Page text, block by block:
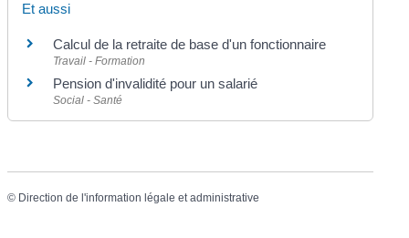
Et aussi
Calcul de la retraite de base d'un fonctionnaire
Travail - Formation
Pension d'invalidité pour un salarié
Social - Santé
© Direction de l'information légale et administrative